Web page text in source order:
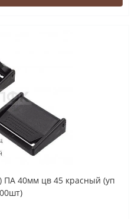
ПА 40мм цв 45 красный (уп